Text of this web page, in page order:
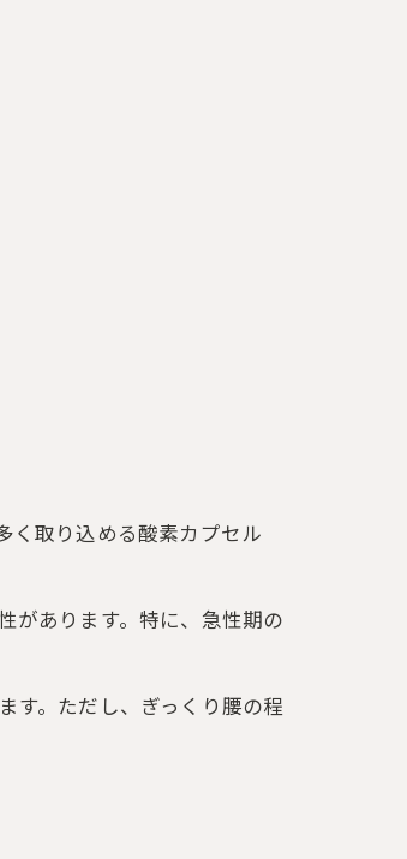
く取り込める酸素カプセル
があります。特に、急性期の
す。ただし、ぎっくり腰の程